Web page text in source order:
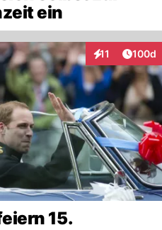
ein
11
Interaktionen
100d
15.